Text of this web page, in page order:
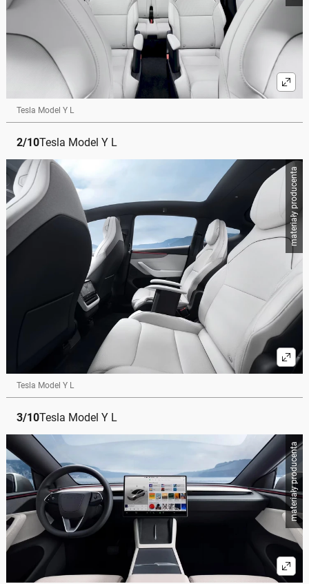
Tesla Model Y L
2/10Tesla Model Y L
materiały producenta
Tesla Model Y L
3/10Tesla Model Y L
materiały producenta